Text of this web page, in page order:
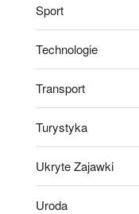
Sport
Technologie
Transport
Turystyka
Ukryte Zajawki
Uroda